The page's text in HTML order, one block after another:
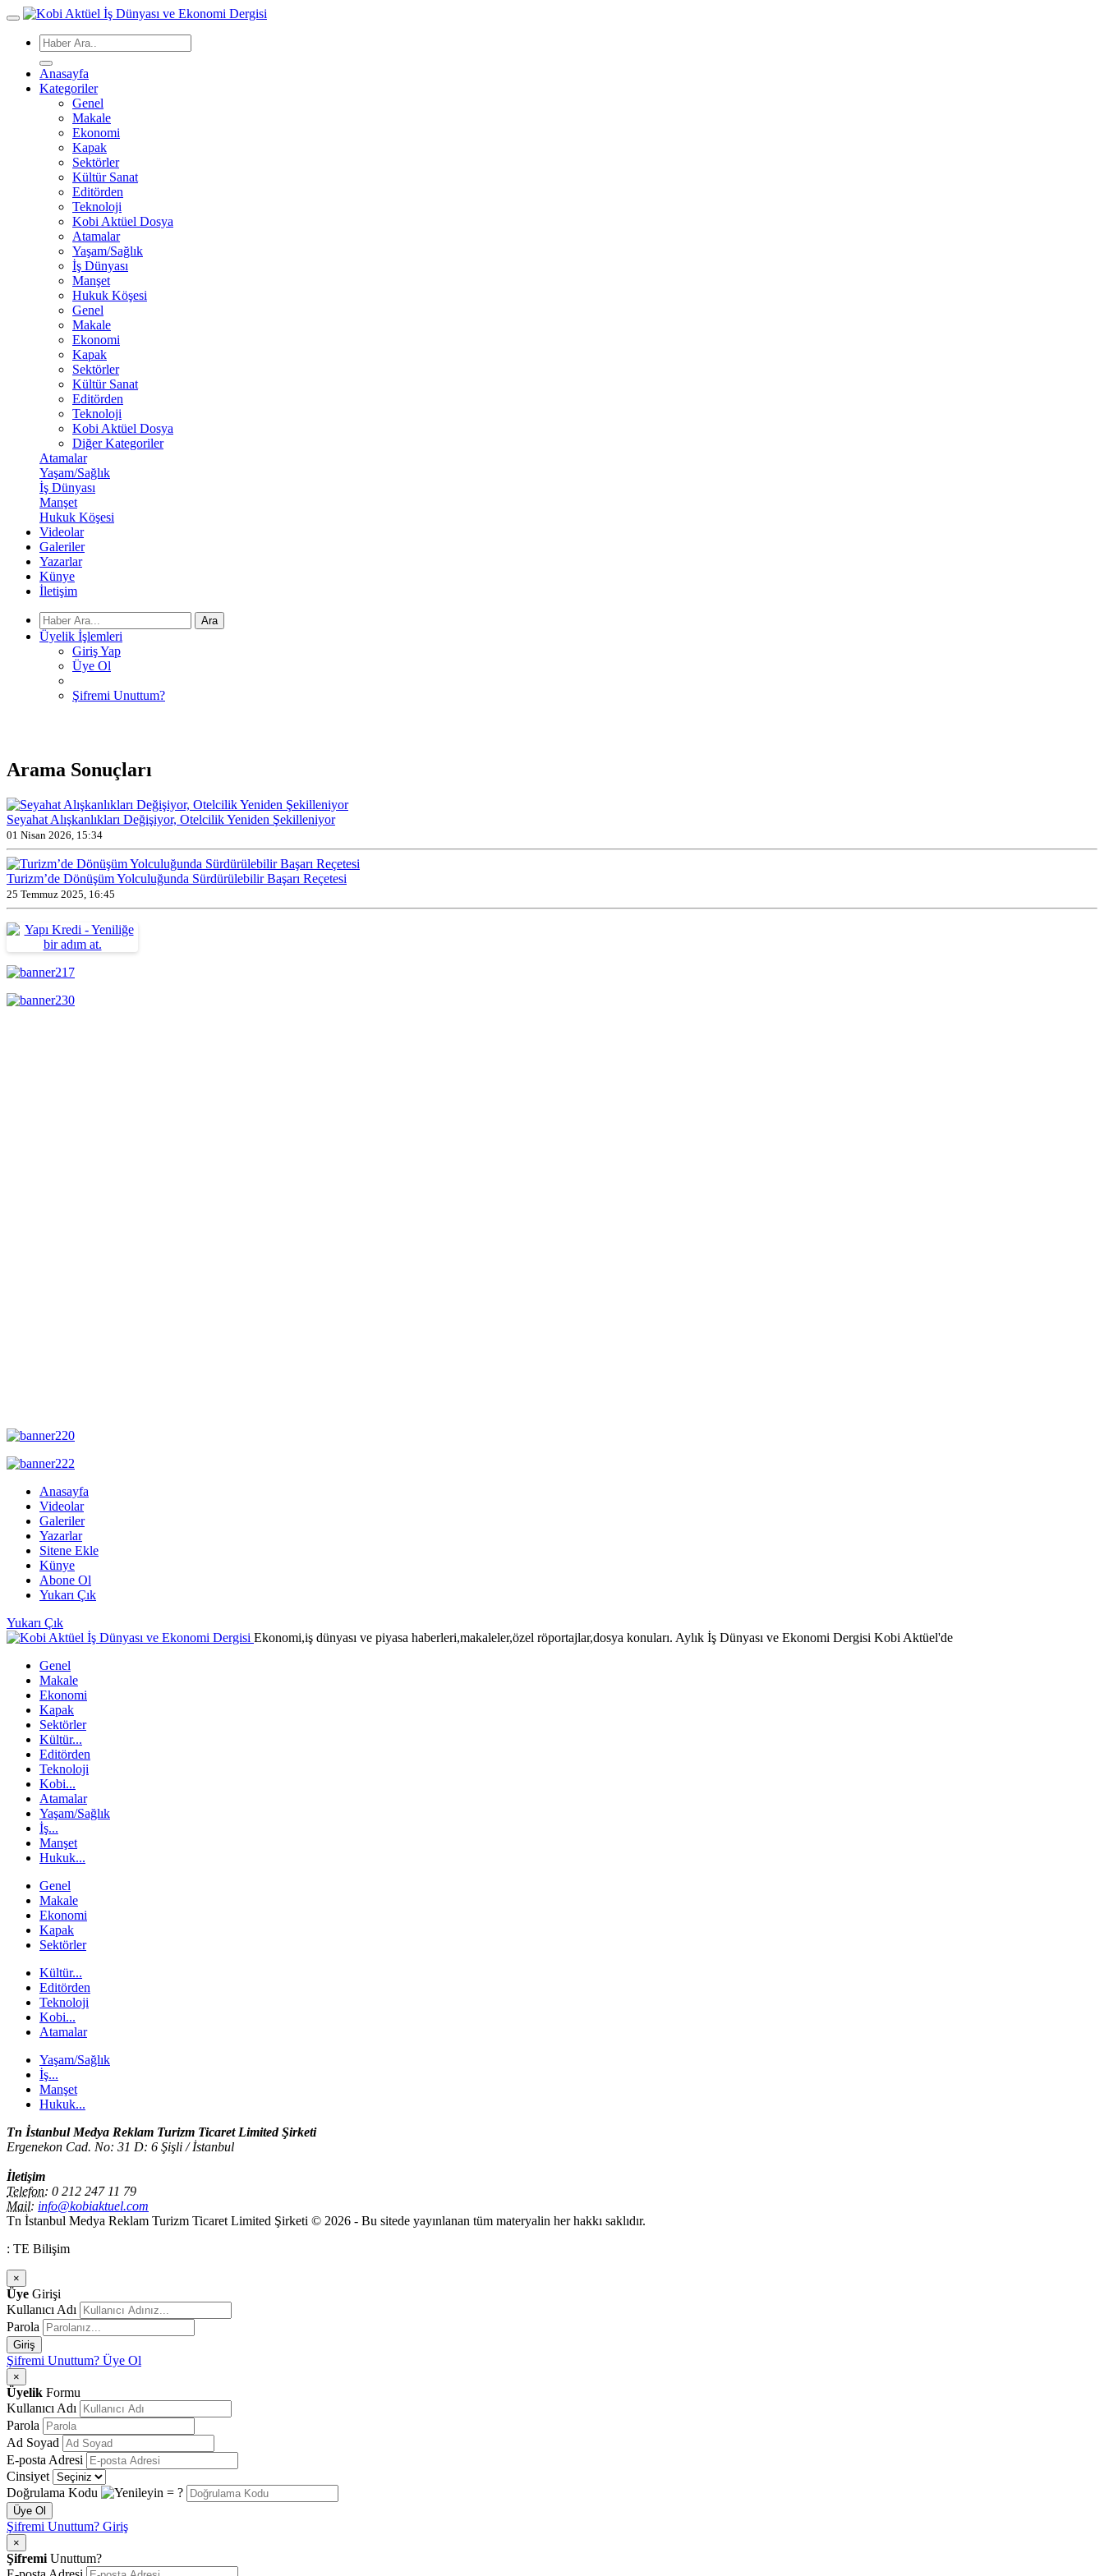
Anasayfa
Kategoriler
Genel
Makale
Ekonomi
Kapak
Sektörler
Kültür Sanat
Editörden
Teknoloji
Kobi Aktüel Dosya
Atamalar
Yaşam/Sağlık
İş Dünyası
Manşet
Hukuk Köşesi
Genel
Makale
Ekonomi
Kapak
Sektörler
Kültür Sanat
Editörden
Teknoloji
Kobi Aktüel Dosya
Diğer Kategoriler
Atamalar
Yaşam/Sağlık
İş Dünyası
Manşet
Hukuk Köşesi
Videolar
Galeriler
Yazarlar
Künye
İletişim
Ara
Üyelik İşlemleri
Giriş Yap
Üye Ol
Şifremi Unuttum?
Arama Sonuçları
Seyahat Alışkanlıkları Değişiyor, Otelcilik Yeniden Şekilleniyor
01 Nisan 2026, 15:34
Turizm’de Dönüşüm Yolculuğunda Sürdürülebilir Başarı Reçetesi
25 Temmuz 2025, 16:45
Anasayfa
Videolar
Galeriler
Yazarlar
Sitene Ekle
Künye
Abone Ol
Yukarı Çık
Yukarı Çık
Ekonomi,iş dünyası ve piyasa haberleri,makaleler,özel röportajlar,dosya konuları. Aylık İş Dünyası ve Ekonomi Dergisi Kobi Aktüel'de
Genel
Makale
Ekonomi
Kapak
Sektörler
Kültür...
Editörden
Teknoloji
Kobi...
Atamalar
Yaşam/Sağlık
İş...
Manşet
Hukuk...
Genel
Makale
Ekonomi
Kapak
Sektörler
Kültür...
Editörden
Teknoloji
Kobi...
Atamalar
Yaşam/Sağlık
İş...
Manşet
Hukuk...
Tn İstanbul Medya Reklam Turizm Ticaret Limited Şirketi
Ergenekon Cad. No: 31 D: 6 Şişli / İstanbul
İletişim
Telefon: 0 212 247 11 79
Mail: info@kobiaktuel.com
Tn İstanbul Medya Reklam Turizm Ticaret Limited Şirketi © 2026 - Bu sitede yayınlanan tüm materyalin her hakkı saklıdır.
: TE Bilişim
×
Üye Girişi
Kullanıcı Adı
Parola
Giriş
Şifremi Unuttum? Üye Ol
×
Üyelik Formu
Kullanıcı Adı
Parola
Ad Soyad
E-posta Adresi
Cinsiyet
Doğrulama Kodu
= ?
Üye Ol
Şifremi Unuttum? Giriş
×
Şifremi Unuttum?